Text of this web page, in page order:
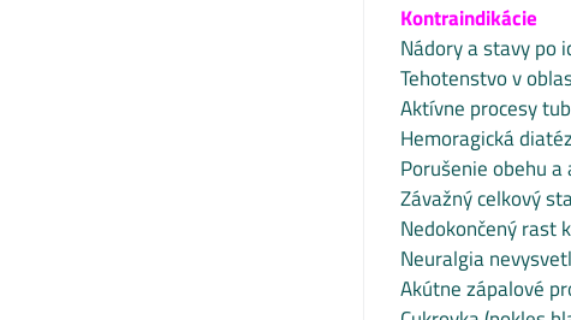
Kontraindikácie
Nádory a stavy po
Tehotenstvo v
Aktívne procesy
Hemoragická
Porušenie obehu
Závažný celkový
Nedokončený rast
Neuralgia
Akútne zápalové